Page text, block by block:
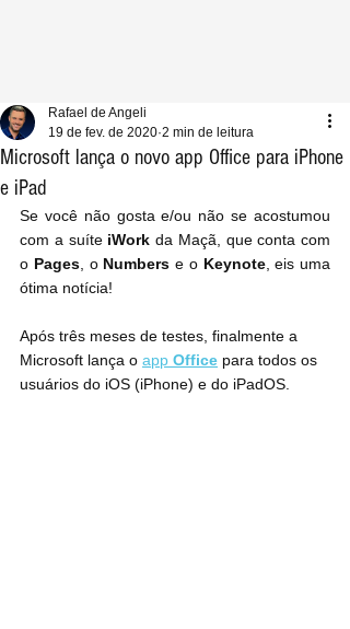
Microsoft lança o novo app Office para iPhone
e iPad
Rafael de Angeli
19 de fev. de 2020 2 min de leitura
Se você não gosta e/ou não se acostumou
com a suíte iWork da Maçã, que conta com
o Pages, o Numbers e o Keynote, eis uma
ótima notícia!
Após três meses de testes, finalmente a
Microsoft lança o app Office para todos os
usuários do iOS (iPhone) e do iPadOS.